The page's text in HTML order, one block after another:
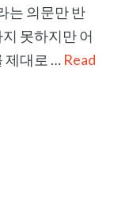
는 의문만 반
못하지만 어
제대로 … Read